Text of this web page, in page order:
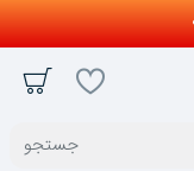
جستجو